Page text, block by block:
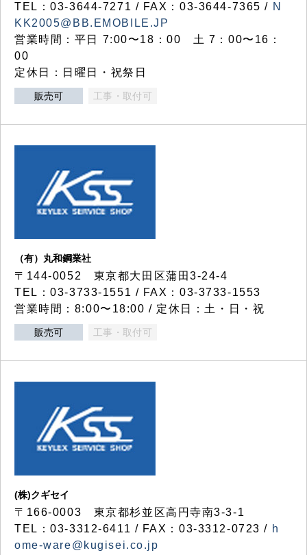
TEL：03‐3644‐7271 / FAX：03-3644-7365 / N
KK2005@BB.EMOBILE.JP
営業時間：平日 7:00〜18：00 土 7：00〜16：
00
定休日：日曜日・祝祭日
販売可 工事・取付可
（有）丸和鋼業社
〒144-0052 東京都大田区蒲田3-24-4
TEL：03-3733-1551 / FAX：03-3733-1553
営業時間：8:00〜18:00 / 定休日：土・日・祝
販売可 工事・取付可
(株)クギセイ
〒166-0003 東京都杉並区高円寺南3-3-1
TEL：03-3312-6411 / FAX：03-3312-0723 / h
ome-ware@kugisei.co.jp